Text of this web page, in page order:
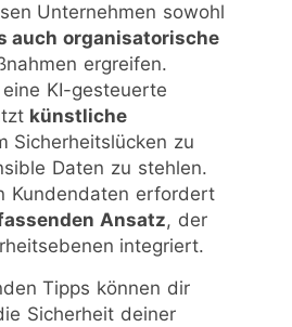
Unternehmen sowohl
auch organisatorische
ergreifen.
KI-gesteuerte
künstliche
Sicherheitslücken zu
Daten zu stehlen.
Kundendaten erfordert
Ansatz, der
integriert.
Tipps können dir
Sicherheit deiner